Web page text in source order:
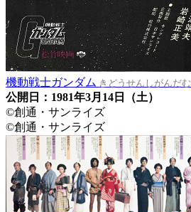
機動戦士ガンダム きどうせんしがんだむ
公開日：1981年3月14日（土）
©創通・サンライズ
©創通・サンライズ